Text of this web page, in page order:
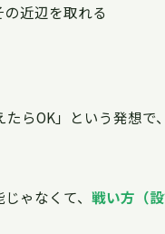
の近辺を取れる
たらOK」という発想
ゃなくて、 戦い方（